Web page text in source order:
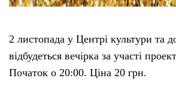
2 листопада у Центрі культури та
відбудеться вечірка за участі
Початок о 20:00. Ціна 20 грн.